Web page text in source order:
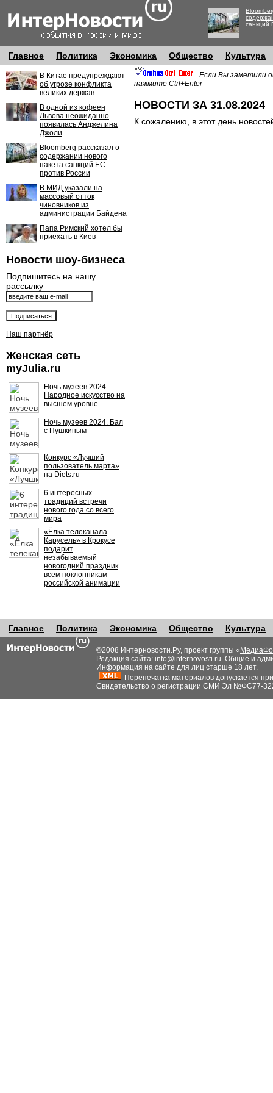
санкций
Главное Политика Экономика Общество Культура
В Китае предупреждают
об угрозе конфликта
великих держав
В одной из кофеен
Львова неожиданно
появилась Анджелина
Джоли
Bloomberg рассказал о
содержании нового
пакета санкций ЕС
против России
В МИД указали на
массовый отток
чиновников из
администрации Байдена
Папа Римский хотел бы
приехать в Киев
Новости шоу-бизнеса
Подпишитесь на нашу
рассылку
Наш партнёр
Женская сеть
myJulia.ru
Ночь музеев 2024.
Народное искусство на
высшем уровне
Ночь музеев 2024. Бал
с Пушкиным
Конкурс «Лучший
пользователь марта»
на Diets.ru
6 интересных
традиций встречи
нового года со всего
мира
«Ёлка телеканала
Карусель» в Крокусе
подарит
незабываемый
новогодний праздник
всем поклонникам
российской анимации
Если Вы заметили
нажмите Ctrl+Enter
НОВОСТИ ЗА 31.08.2024
К сожалению, в этот день
Главное Политика Экономика Общество Культура
©2008 Интерновости.Ру, проект группы «
Редакция сайта: info@internovosti.ru. Общие и
Информация на сайте для лиц старше 18 лет.
Перепечатка материалов допускается
Свидетельство о регистрации СМИ Эл №ФС77-